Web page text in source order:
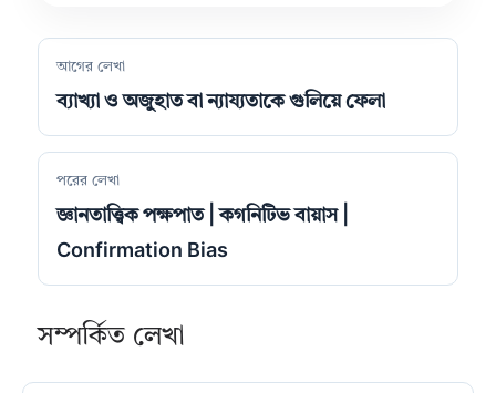
আগের লেখা
ব্যাখ্যা ও অজুহাত বা ন্যায্যতাকে গুলিয়ে ফেলা
পরের লেখা
জ্ঞানতাত্ত্বিক পক্ষপাত | কগনিটিভ বায়াস |
Confirmation Bias
সম্পর্কিত লেখা